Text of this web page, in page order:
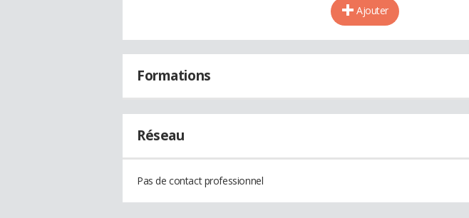
Ajouter
Formations
Réseau
Pas de contact professionnel